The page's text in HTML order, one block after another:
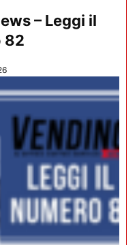
– Leggi il
82